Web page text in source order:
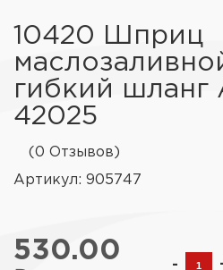
10420 Шприц
гибкий шланг
42025
(0 Отзывов)
Артикул: 905747
530.00
-